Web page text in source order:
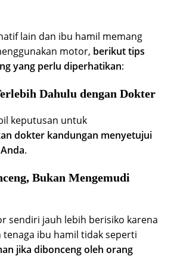
lain dan ibu hamil memang
motor, berikut tips
yang perlu diperhatikan:
Dahulu dengan Dokter
keputusan untuk
dokter kandungan menyetujui
.
Bukan Mengemudi
sendiri jauh lebih berisiko karena
tenaga ibu hamil tidak seperti
jika dibonceng oleh orang